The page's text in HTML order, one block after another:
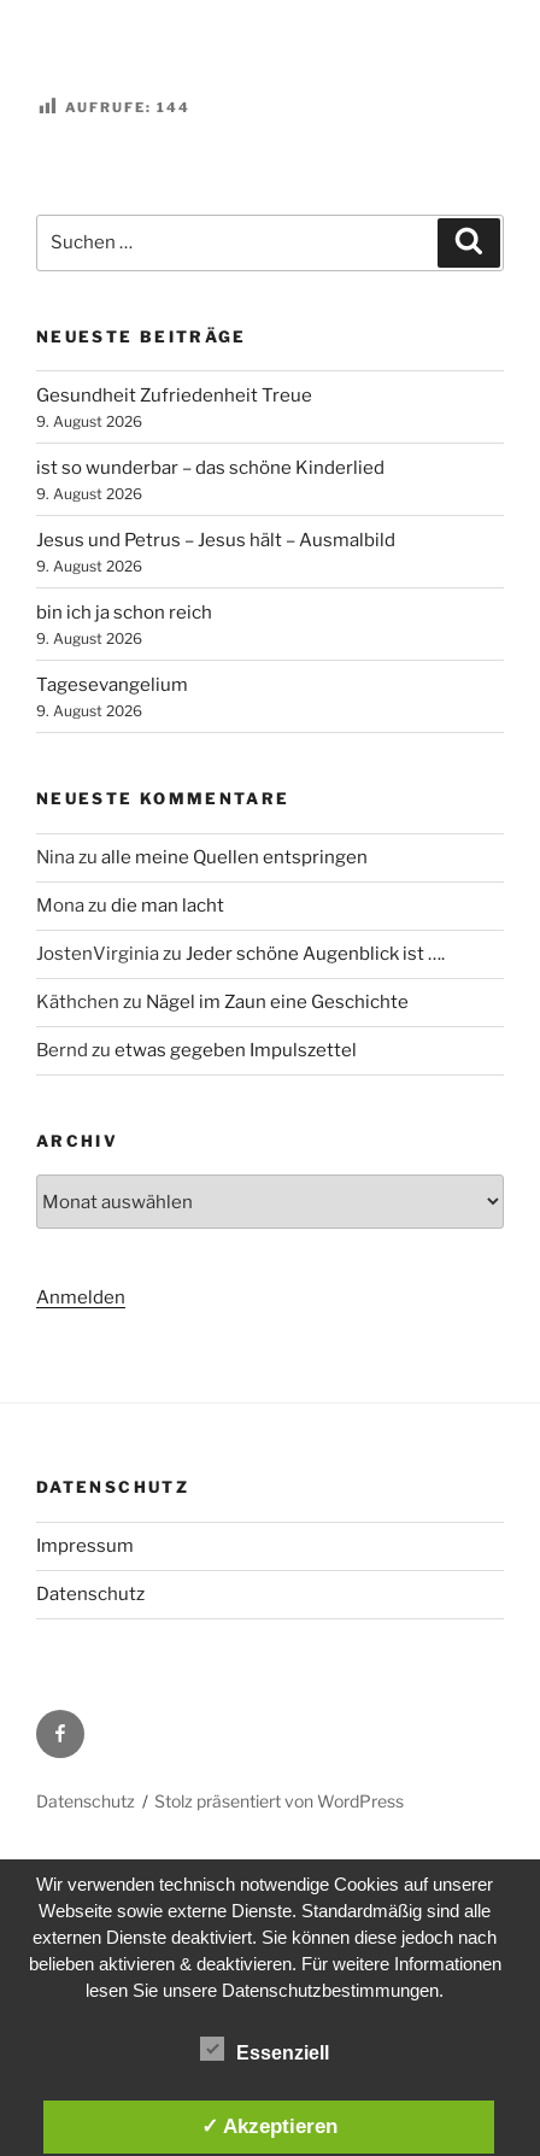
AUFRUFE: 144
nach:
NEUESTE BEITRÄGE
Gesundheit Zufriedenheit Treue
9. August 2026
ist so wunderbar – das schöne Kinderlied
9. August 2026
Jesus und Petrus – Jesus hält – Ausmalbild
9. August 2026
bin ich ja schon reich
9. August 2026
Tagesevangelium
9. August 2026
NEUESTE KOMMENTARE
Ninazu alle meine Quellen entspringen
Monazu die man lacht
JostenVirginiazu Jeder schöne Augenblick ist ….
Käthchen zu Nägel im Zaun eine Geschichte
Bernd zu etwas gegeben Impulszettel
ARCHIV
Anmelden
DATENSCHUTZ
Impressum
Datenschutz
Facebook
Datenschutz Stolz präsentiert von WordPress
Wir verwenden technisch notwendige Cookies auf unserer
Webseite sowie externe Dienste. Standardmäßig sind alle
externen Dienste deaktiviert. Sie können diese jedoch nach
belieben aktivieren & deaktivieren. Für weitere Informationen
lesen Sie unsere Datenschutzbestimmungen.
Essenziell
✓ Akzeptieren